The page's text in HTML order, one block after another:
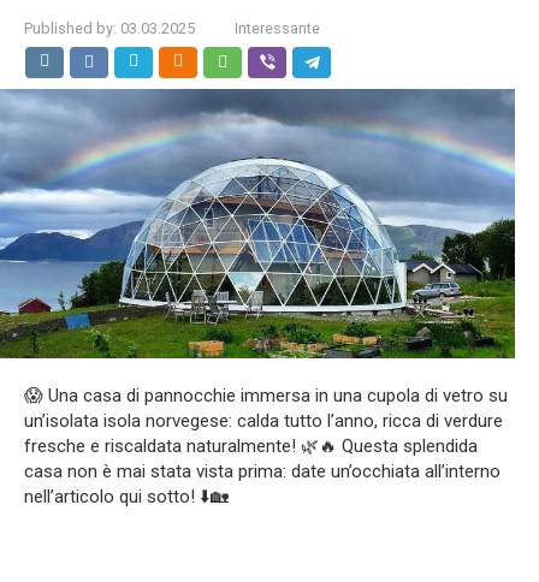
Published by: 03.03.2025 Interessante
😱 Una casa di pannocchie immersa in una cupola di vetro su
un’isolata isola norvegese: calda tutto l’anno, ricca di verdure
fresche e riscaldata naturalmente! 🌿🔥 Questa splendida
casa non è mai stata vista prima: date un’occhiata all’interno
nell’articolo qui sotto! ⬇️🏡